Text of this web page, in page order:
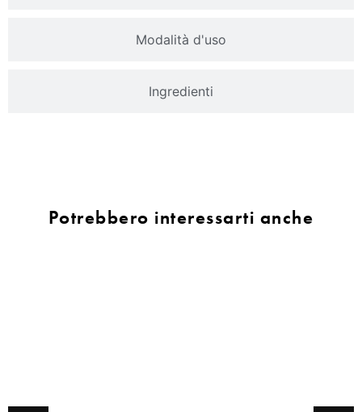
Modalità d'uso
Ingredienti
Potrebbero interessarti anche